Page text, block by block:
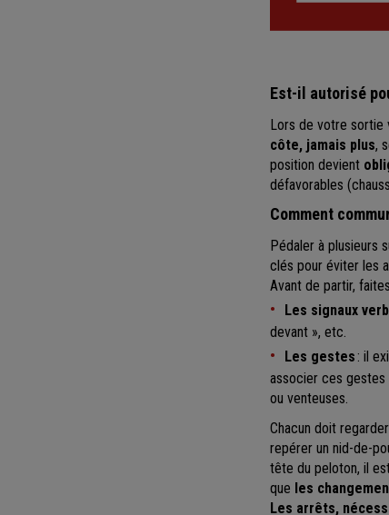
Est-il autorisé
Lors de votre sortie
côte, jamais plus,
position devient
défavorables
Comment
Pédaler à plusieurs
clés pour éviter les
Avant de partir,
Les signaux
devant », etc.
Les gestes : il
associer ces gestes
ou venteuses.
Chacun doit
repérer un nid-de-
tête du peloton, il
que les
Les arrêts,